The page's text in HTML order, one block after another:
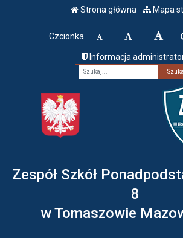
Strona główna Mapa
Czcionka
Informacja
Fraza
Zespół Szkół
8
w Tomaszowie